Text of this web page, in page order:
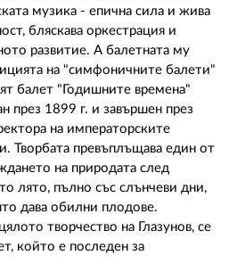
музика - епична сила и жива
бляскава оркестрация и
развитие. А балетната му
на "симфоничните балети"
балет "Годишните времена"
през 1899 г. и завършен през
на императорските
Творбата превъплъщава един от
на природата след
лято, пълно със слънчеви дни,
дава обилни плодове.
творчество на Глазунов, се
който е последен за